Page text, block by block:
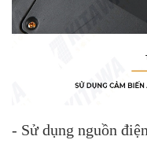
- Sử dụng nguồn